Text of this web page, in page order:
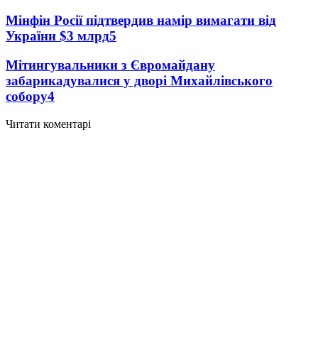
Мінфін Росії підтвердив намір вимагати від
України $3 млрд5
Мітингувальники з Євромайдану
забарикадувалися у дворі Михайлівського
собору4
Читати коментарі